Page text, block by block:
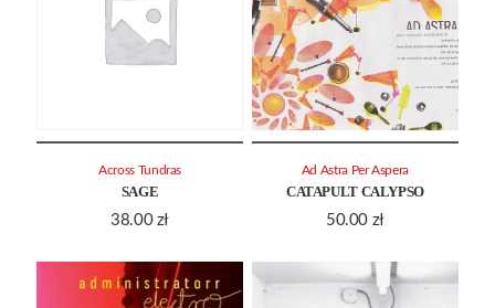
SAGE
38.00 zł
Across Tundras
CATAPULT CALYPSO
50.00 zł
Ad Astra Per Aspera